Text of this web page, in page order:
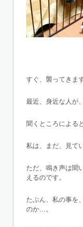
すぐ、襲ってきま
最近、身近な人が
聞くところによる
私は、まだ、見て
ただ、鳴き声は聞
えるのです。
たぶん、私の事を
のか…。